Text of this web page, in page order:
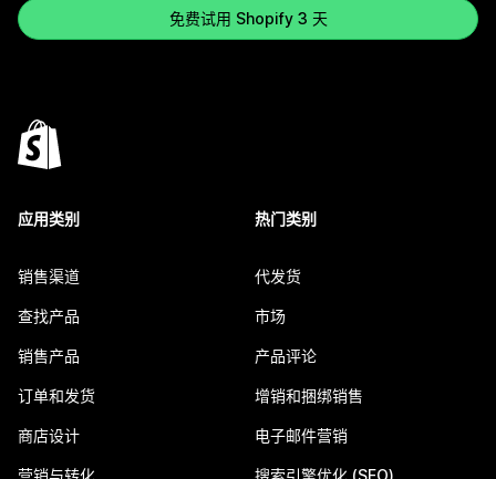
免费试用 Shopify 3 天
应用类别
销售渠道
查找产品
销售产品
订单和发货
商店设计
热门类别
代发货
市场
产品评论
增销和捆绑销售
电子邮件营销